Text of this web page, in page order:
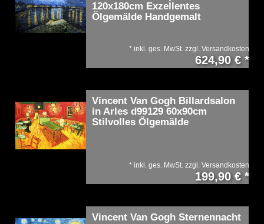
120x180cm Exzellentes
Ölgemälde Handgemalt
624,90 € *
* inkl. ges. MwSt. zzgl. Versandkosten
Vincent Van Gogh Billardsalon
in Arles d99129 60x90cm
Stilvolles Ölgemälde
199,90 € *
* inkl. ges. MwSt. zzgl. Versandkosten
Vincent Van Gogh Sternennacht